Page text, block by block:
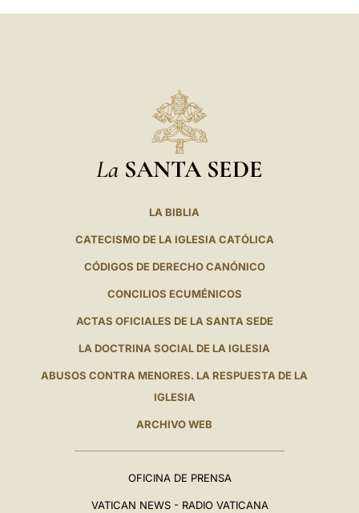
La SANTA SEDE
LA BIBLIA
CATECISMO DE LA IGLESIA CATÓLICA
CÓDIGOS DE DERECHO CANÓNICO
CONCILIOS ECUMÉNICOS
ACTAS OFICIALES DE LA SANTA SEDE
LA DOCTRINA SOCIAL DE LA IGLESIA
ABUSOS CONTRA MENORES. LA RESPUESTA DE LA
IGLESIA
ARCHIVO WEB
OFICINA DE PRENSA
VATICAN NEWS - RADIO VATICANA